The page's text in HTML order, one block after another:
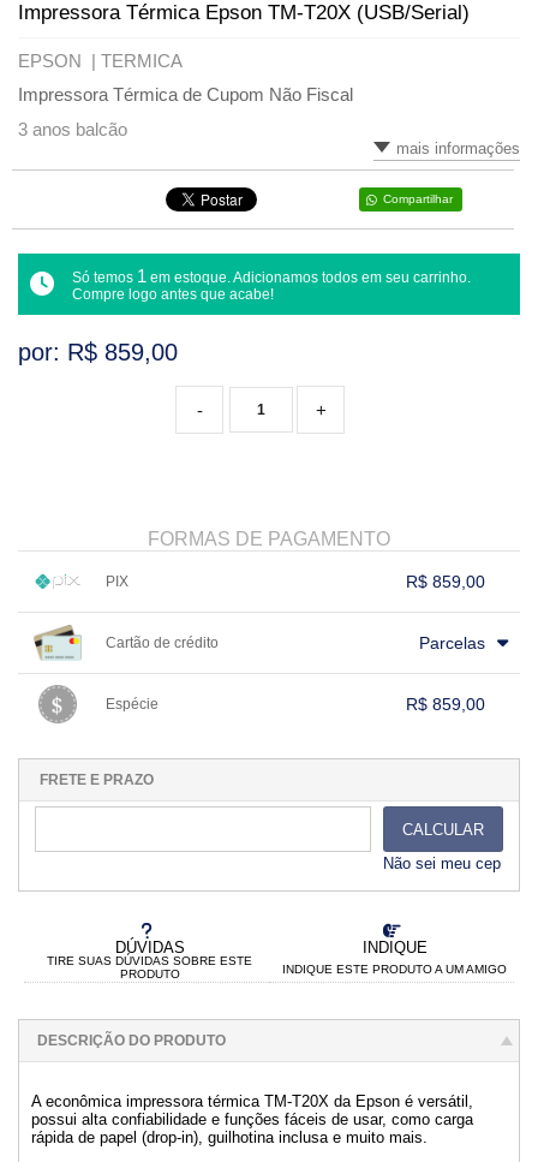
Impressora Térmica Epson TM-T20X (USB/Serial)
EPSON | TERMICA
Impressora Térmica de Cupom Não Fiscal
3 anos balcão
mais informações
Compartilhar
Só temos 1 em estoque. Adicionamos todos em seu carrinho.
Compre logo antes que acabe!
DÚVIDAS
TIRE SUAS DÚVIDAS SOBRE ESTE
PRODUTO
INDIQUE
INDIQUE ESTE PRODUTO A UM AMIGO
por: R$ 859,00
+
-
FORMAS DE PAGAMENTO
PIX R$ 859,00
..
Cartão de crédito Parcelas
...
Espécie R$ 859,00
..
...
FRETE E PRAZO
CALCULAR
Não sei meu cep
DESCRIÇÃO DO PRODUTO
A econômica impressora térmica TM-T20X da Epson é versátil,
possui alta confiabilidade e funções fáceis de usar, como carga
rápida de papel (drop-in), guilhotina inclusa e muito mais.